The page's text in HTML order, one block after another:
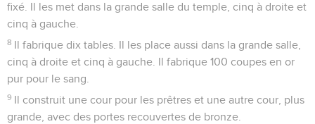
fixé. Il les met dans la grande salle du temple, cinq à droite et
cinq à gauche.
8 Il fabrique dix tables. Il les place aussi dans la grande salle,
cinq à droite et cinq à gauche. Il fabrique 100 coupes en or
pur pour le sang.
9 Il construit une cour pour les prêtres et une autre cour, plus
grande, avec des portes recouvertes de bronze.